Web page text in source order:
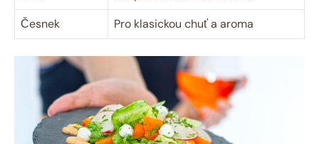
Česnek
Pro klasickou chuť a aroma